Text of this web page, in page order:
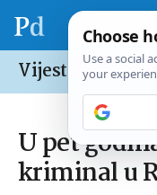
Vijesti /
U pet
kriminal u